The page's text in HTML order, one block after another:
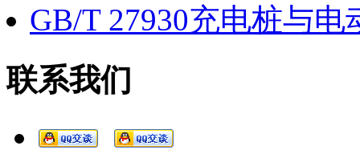
GB/T 27930充电桩与
联系我们